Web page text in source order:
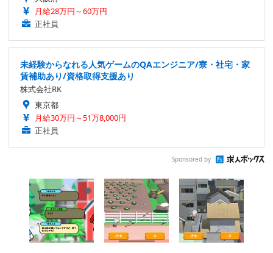
月給28万円～60万円
正社員
未経験からなれる人気ゲームのQAエンジニア/寮・社宅・家
賃補助あり/資格取得支援あり
株式会社RK
東京都
月給30万円～51万8,000円
正社員
Sponsored by